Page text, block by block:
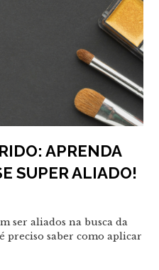
APRENDA
SUPER ALIADO!
ser aliados na busca da
preciso saber como aplicar